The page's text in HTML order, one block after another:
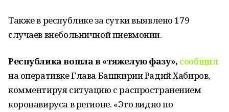
Также в республике за сутки выявлено 179
случаев внебольничной пневмонии.
Республика вошла в «тяжелую фазу», сообщил
на оперативке Глава Башкирии Радий Хабиров,
комментируя ситуацию с распространением
коронавируса в регионе. «Это видно по